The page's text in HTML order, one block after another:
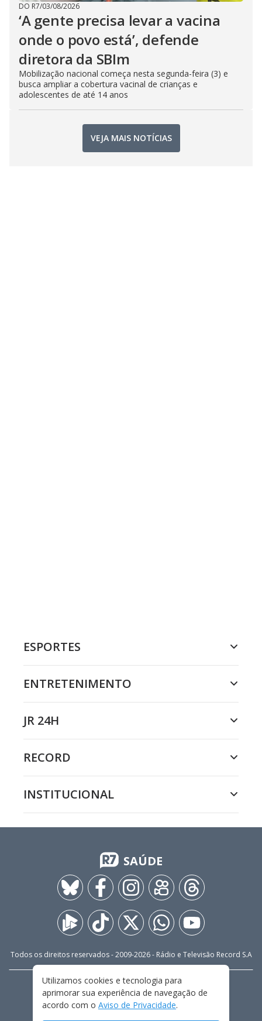
DO R7/03/08/2026
‘A gente precisa levar a vacina
onde o povo está’, defende
diretora da SBIm
Mobilização nacional começa nesta segunda-feira (3) e
busca ampliar a cobertura vacinal de crianças e
adolescentes de até 14 anos
VEJA MAIS NOTÍCIAS
ESPORTES
ENTRETENIMENTO
JR 24H
RECORD
INSTITUCIONAL
SAÚDE
Todos os direitos reservados - 2009-2026- Rádio e Televisão Record S.A
FALE CONOSCO
PRIVACIDADE
TERMOS E CONDIÇÕES DE USO
Utilizamos cookies e tecnologia para
aprimorar sua experiência de navegação de
acordo com o Aviso de Privacidade.